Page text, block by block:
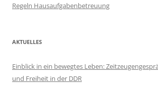
Regeln Hausaufgabenbetreuung
AKTUELLES
Einblick in ein bewegtes Leben:
und Freiheit in der DDR